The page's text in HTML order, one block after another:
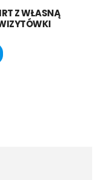
Z WŁASNĄ
Ten